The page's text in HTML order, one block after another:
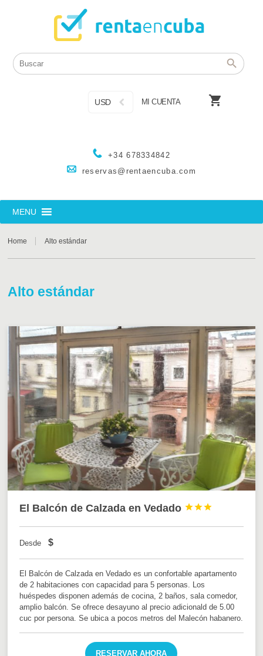
+34 678334842
reservas@rentaencuba.com
USD MI CUENTA 
MENU
Home Alto estándar
Alto estándar
El Balcón de Calzada en Vedado 


Desde $
El Balcón de Calzada en Vedado es un confortable apartamento
de 2 habitaciones con capacidad para 5 personas. Los
huéspedes disponen además de cocina, 2 baños, sala comedor,
amplio balcón. Se ofrece desayuno al precio adicionald de 5.00
cuc por persona. Se ubica a pocos metros del Malecón habanero.
RESERVAR AHORA